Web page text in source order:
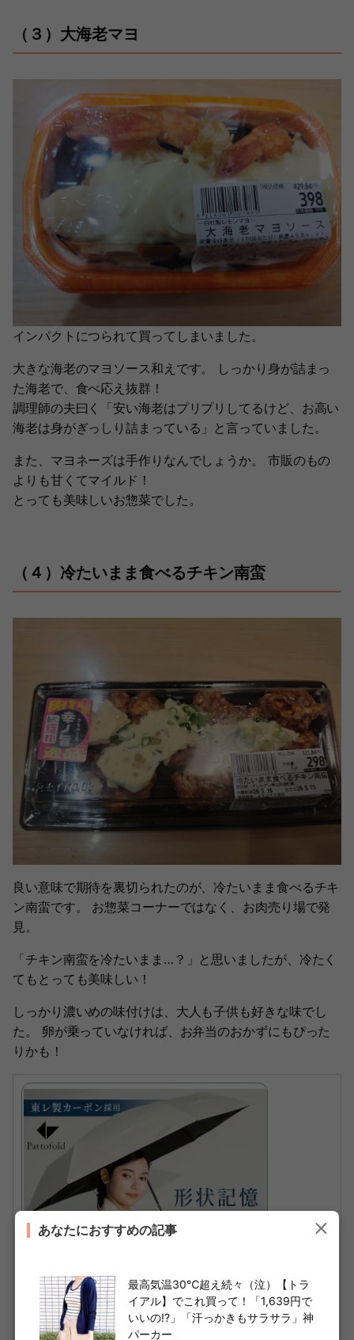
（３）大海老マヨ
インパクトにつられて買ってしまいました。
大きな海老のマヨソース和えです。 しっかり身が詰まっ
た海老で、食べ応え抜群！
調理師の夫曰く「安い海老はプリプリしてるけど、お高い
海老は身がぎっしり詰まっている」と言っていました。
また、マヨネーズは手作りなんでしょうか。 市販のもの
よりも甘くてマイルド！
とっても美味しいお惣菜でした。
（４）冷たいまま食べるチキン南蛮
良い意味で期待を裏切られたのが、冷たいまま食べるチキ
ン南蛮です。 お惣菜コーナーではなく、お肉売り場で発
見。
「チキン南蛮を冷たいまま…？」と思いましたが、冷たく
てもとっても美味しい！
しっかり濃いめの味付けは、大人も子供も好きな味でし
た。 卵が乗っていなければ、お弁当のおかずにもぴった
りかも！
あなたにおすすめの記事
最高気温30℃超え続々（泣）【トラ
イアル】でこれ買って！「1,639円で
いいの!?」「汗っかきもサラサラ」神
パーカー